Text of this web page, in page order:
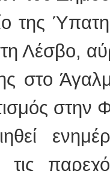
της
Λέσβο,
στο
στην
τις